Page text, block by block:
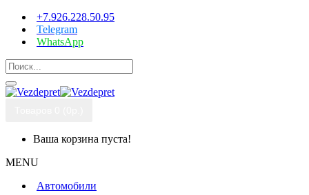
+7.926.228.50.95
Telegram
WhatsApp
Ваша корзина пуста!
MENU
Автомобили